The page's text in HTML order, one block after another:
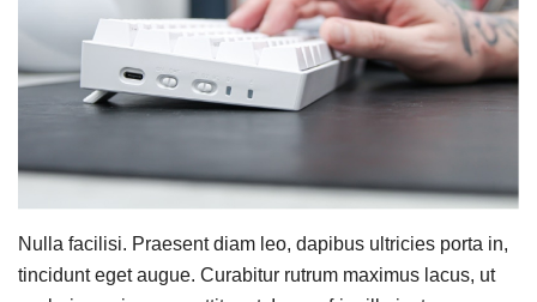
Nulla facilisi. Praesent diam leo, dapibus ultricies porta in,
tincidunt eget augue. Curabitur rutrum maximus lacus, ut